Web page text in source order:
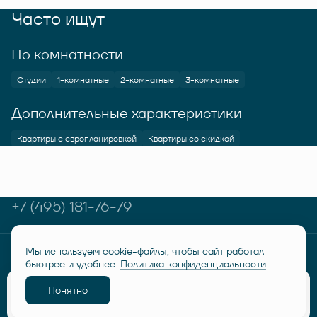
Часто ищут
По комнатности
Студии 1-комнатные 2-комнатные 3-комнатные
Дополнительные характеристики
Квартиры с европланировкой Квартиры со скидкой
+7 (495) 181-76-79
© RUSICH KOTELNIKI 2026Политика конфиденциальности
Дисклеймер "Семейная ипотека от 6%"
Мы используем cookie-файлы, чтобы сайт работал
быстрее и удобнее. Политика конфиденциальности
Понятно